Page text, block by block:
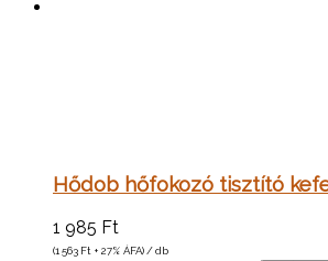
Hődob hőfokozó tisztító
1 985 Ft
(1 563 Ft + 27% ÁFA) / db